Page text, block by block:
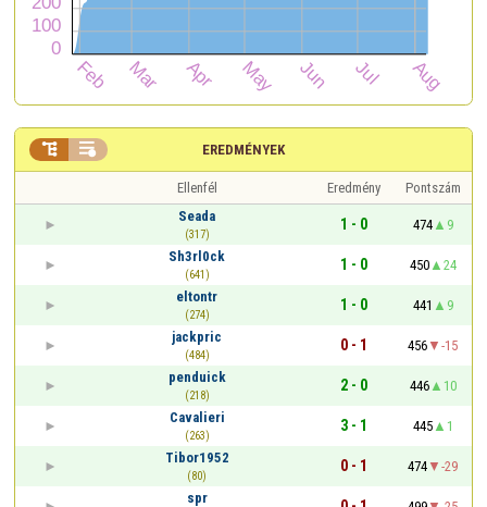
EREDMÉNYEK
 
Ellenfél Eredmény
Pontszám
Seada
(317)
1 - 0 474
9
Sh3rl0ck
(641)
1 - 0 450
24
eltontr
(274)
1 - 0 441
9
jackpric
(484)
0 - 1 456
-15
penduick
(218)
2 - 0 446
10
Cavalieri
(263)
3 - 1 445
1
Tibor1952
(80)
0 - 1 474
-29
spr